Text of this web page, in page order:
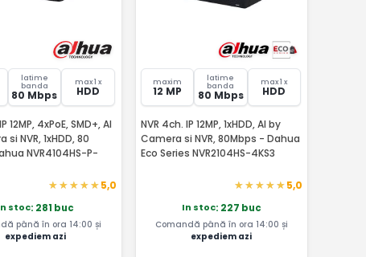
latime
banda
80 Mbps
max 1 x
HDD
12MP, 4xPoE, SMD+, AI
si NVR, 1xHDD, 80
NVR4104HS-P-
5,0
stoc: 281 buc
până în ora 14:00 și
expediem azi
maxim
12 MP
latime
banda
80 Mbps
max 1 x
HDD
NVR 4ch. IP 12MP, 1xHDD, AI by
Camera si NVR, 80Mbps - Dahua
Eco Series NVR2104HS-4KS3
5,0
In stoc: 227 buc
Comandă până în ora 14:00 și
expediem azi